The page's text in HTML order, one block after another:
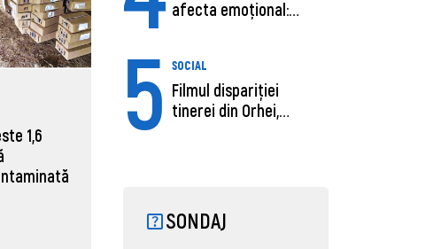
1,6
afecta emoțional:
5 SOCIAL
Filmul dispariției
tinerei din Orhei,
SONDAJ